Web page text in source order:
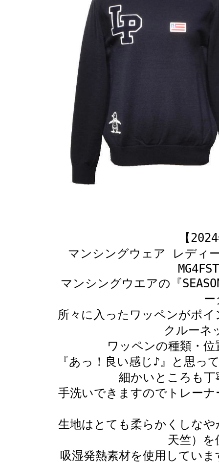
【
マンシングウェア レディ
マンシングウエアの『
所々に入ったワッペンがポ
クルーネ
ワッペンの種類・
『あっ！良い感じ♪』と思
細かいところも
手洗いできますのでトレー
生地はとても柔らかくしな
天竺）
吸湿発熱素材を使用してい